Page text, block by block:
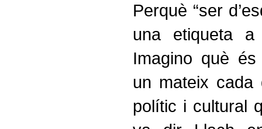
Perquè “ser
una etiqueta
Imagino què
un mateix cada
polític i cultural